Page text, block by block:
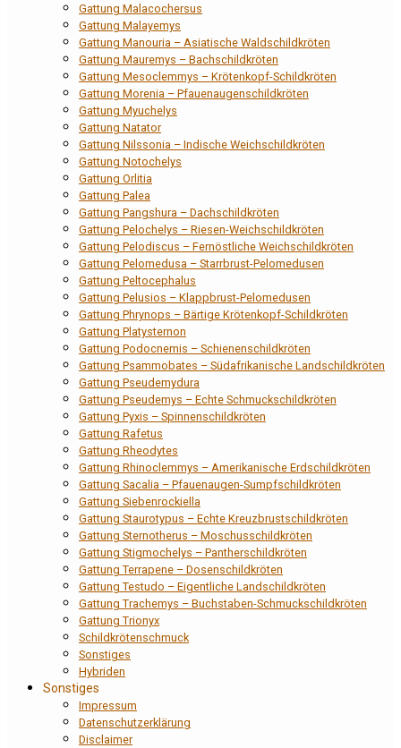
Gattung Malacochersus
Gattung Malayemys
Gattung Manouria – Asiatische Waldschildkröten
Gattung Mauremys – Bachschildkröten
Gattung Mesoclemmys – Krötenkopf-Schildkröten
Gattung Morenia – Pfauenaugenschildkröten
Gattung Myuchelys
Gattung Natator
Gattung Nilssonia – Indische Weichschildkröten
Gattung Notochelys
Gattung Orlitia
Gattung Palea
Gattung Pangshura – Dachschildkröten
Gattung Pelochelys – Riesen-Weichschildkröten
Gattung Pelodiscus – Fernöstliche Weichschildkröten
Gattung Pelomedusa – Starrbrust-Pelomedusen
Gattung Peltocephalus
Gattung Pelusios – Klappbrust-Pelomedusen
Gattung Phrynops – Bärtige Krötenkopf-Schildkröten
Gattung Platysternon
Gattung Podocnemis – Schienenschildkröten
Gattung Psammobates – Südafrikanische Landschildkröten
Gattung Pseudemydura
Gattung Pseudemys – Echte Schmuckschildkröten
Gattung Pyxis – Spinnenschildkröten
Gattung Rafetus
Gattung Rheodytes
Gattung Rhinoclemmys – Amerikanische Erdschildkröten
Gattung Sacalia – Pfauenaugen-Sumpfschildkröten
Gattung Siebenrockiella
Gattung Staurotypus – Echte Kreuzbrustschildkröten
Gattung Sternotherus – Moschusschildkröten
Gattung Stigmochelys – Pantherschildkröten
Gattung Terrapene – Dosenschildkröten
Gattung Testudo – Eigentliche Landschildkröten
Gattung Trachemys – Buchstaben-Schmuckschildkröten
Gattung Trionyx
Schildkrötenschmuck
Sonstiges
Hybriden
Sonstiges
Impressum
Datenschutzerklärung
Disclaimer